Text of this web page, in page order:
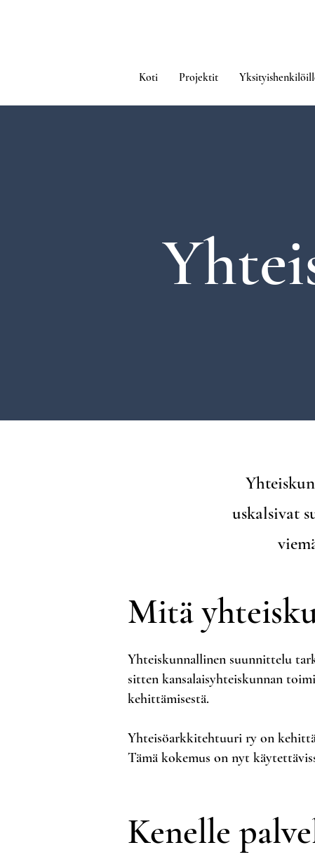
Koti Projektit
uskalsivat
Mitä
Yhteiskunnallinen suunnittelu
sitten kansalaisyhteiskunnan
kehittämisestä.
Yhteisöarkkitehtuuri ry on
Tämä kokemus on nyt
Kenelle